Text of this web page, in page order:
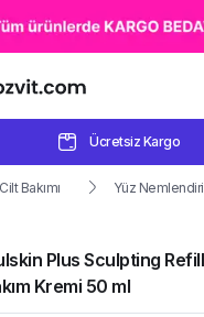
Ücretsiz Kargo
Cilt Bakımı Yüz
Plus Sculpting
Kremi 50 ml